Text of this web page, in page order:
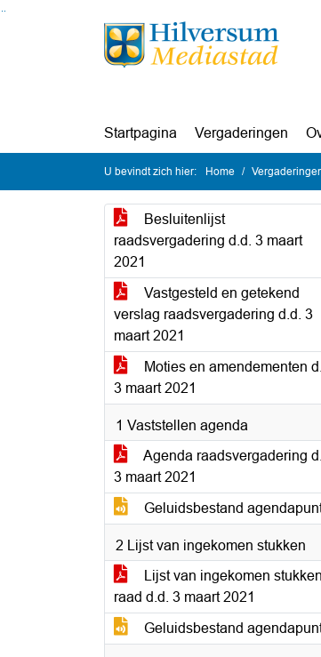
Ga naar de inhoud van deze pagina
Ga naar het zoeken
Ga naar het menu
Startpagina Vergaderingen
U bevindt zich hier: Home
Besluitenlijst
raadsvergadering d.d. 3 maart
2021
Vastgesteld en getekend
verslag raadsvergadering d.d. 3
maart 2021
Moties en amendementen
3 maart 2021
1 Vaststellen agenda
Agenda raadsvergadering
3 maart 2021
Geluidsbestand
2 Lijst van ingekomen stukken
Lijst van ingekomen stukken
raad d.d. 3 maart 2021
Geluidsbestand